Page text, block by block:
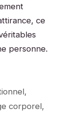
ce
personne.
,
corporel,